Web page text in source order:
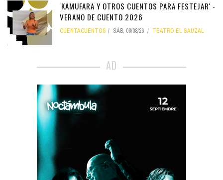
'KAMUFARA Y OTROS CUENTOS PARA FESTEJAR' -
VERANO DE CUENTO 2026
CUENTACUENTOS SÁB, 08/08/26 TEATRO EL SAUZAL
AD